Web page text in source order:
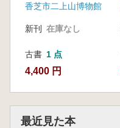
香芝市二上山博物館
新刊 在庫なし
古書 1 点
4,400 円
最近見た本